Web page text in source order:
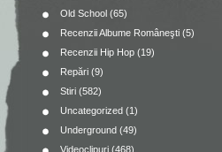
Old School (65)
Recenzii Albume Româneşti (5)
Recenzii Hip Hop (19)
Repări (9)
Stiri (582)
Uncategorized (1)
Underground (49)
Videoclipuri (468)